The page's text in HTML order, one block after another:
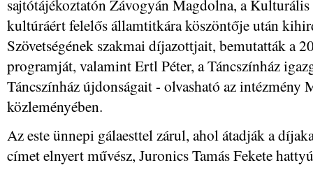
sajtótájékoztatón Závogyán Magdolna, a
kultúráért felelős államtitkára köszöntője után
Szövetségének szakmai díjazottjait, bemutatták a
programját, valamint Ertl Péter, a Táncszínház
Táncszínház újdonságait - olvasható az intézmény
közleményében.
Az este ünnepi gálaesttel zárul, ahol átadják a
címet elnyert művész, Juronics Tamás Fekete